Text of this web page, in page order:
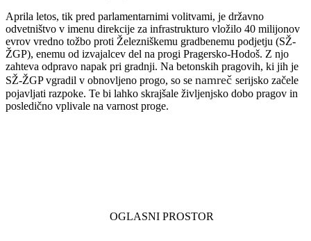
Aprila letos, tik pred parlamentarnimi volitvami, je državno
odvetništvo v imenu direkcije za infrastrukturo vložilo 40 milijonov
evrov vredno tožbo proti Železniškemu gradbenemu podjetju (SŽ-
ŽGP), enemu od izvajalcev del na progi Pragersko-Hodoš. Z njo
zahteva odpravo napak pri gradnji. Na betonskih pragovih, ki jih je
SŽ-ŽGP vgradil v obnovljeno progo, so se namreč serijsko začele
pojavljati razpoke. Te bi lahko skrajšale življenjsko dobo pragov in
posledično vplivale na varnost proge.